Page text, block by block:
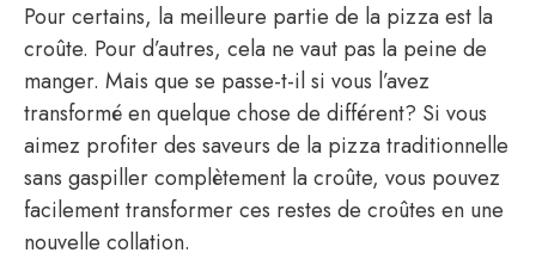
Pour certains, la meilleure partie de la pizza est la
croûte. Pour d’autres, cela ne vaut pas la peine de
manger. Mais que se passe-t-il si vous l’avez
transformé en quelque chose de différent? Si vous
aimez profiter des saveurs de la pizza traditionnelle
sans gaspiller complètement la croûte, vous pouvez
facilement transformer ces restes de croûtes en une
nouvelle collation.